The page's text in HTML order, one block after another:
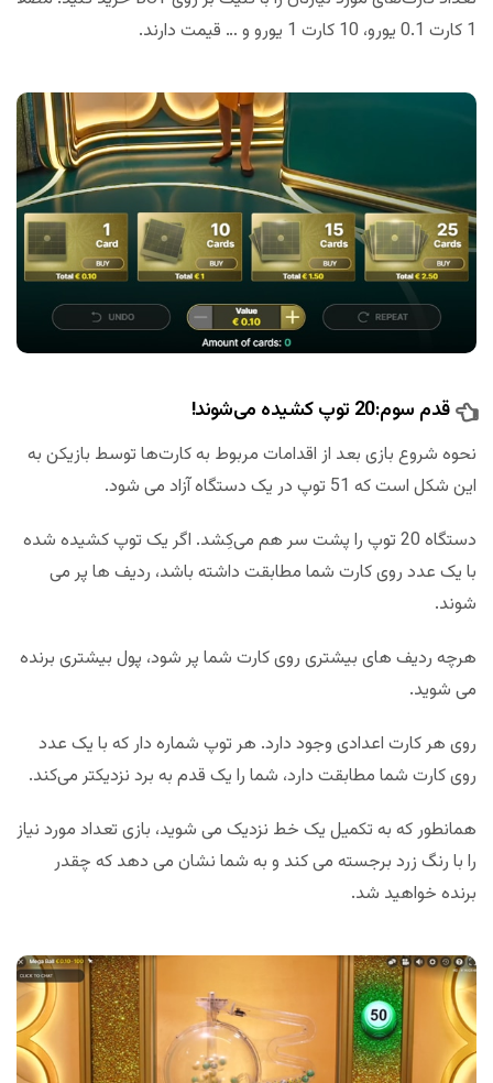
1 کارت 0.1 یورو، 10 کارت 1 یورو و … قیمت دارند.
قدم سوم:20 توپ کشیده می‌شوند!
نحوه شروع بازی بعد از اقدامات مربوط به کارت‌ها توسط بازیکن به
این شکل است که 51 توپ در یک دستگاه آزاد می شود.
دستگاه 20 توپ را پشت سر هم می‌کِشد. اگر یک توپ کشیده شده
با یک عدد روی کارت شما مطابقت داشته باشد، ردیف ها پر می
شوند.
هرچه ردیف های بیشتری روی کارت شما پر شود، پول بیشتری برنده
می شوید.
روی هر کارت اعدادی وجود دارد. هر توپ شماره دار که با یک عدد
روی کارت شما مطابقت دارد، شما را یک قدم به برد نزدیکتر می‌کند.
همانطور که به تکمیل یک خط نزدیک می شوید، بازی تعداد مورد نیاز
را با رنگ زرد برجسته می کند و به شما نشان می دهد که چقدر
برنده خواهید شد.